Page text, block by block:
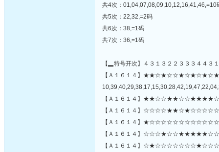
共4次：01,04,07,08,09,10,12,16,41,46,=10
共5次：22,32,=2码
共6次：38,=1码
共7次：36,=1码
【▂特号开次】４３１３２２３３３４４３
【Ａ１６１４】
【Ａ１６１４】
【Ａ１６１４】
【Ａ１６１４】
【Ａ１６１４】
【Ａ１６１４】